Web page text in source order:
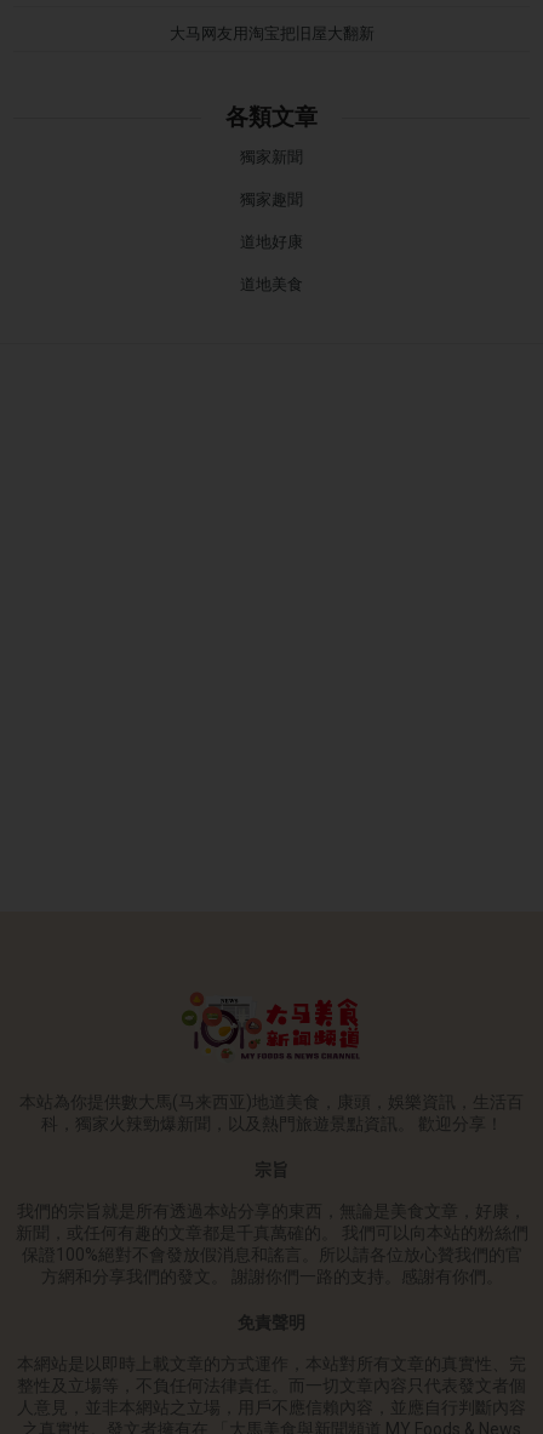
大马网友用淘宝把旧屋大翻新
各類文章
獨家新聞
獨家趣聞
道地好康
道地美食
本站為你提供數大馬(马来西亚)地道美食，康頭，娛樂資訊，生活百
科，獨家火辣勁爆新聞，以及熱門旅遊景點資訊。 歡迎分享！
宗旨
我們的宗旨就是所有透過本站分享的東西，無論是美食文章，好康，
新聞，或任何有趣的文章都是千真萬確的。 我們可以向本站的粉絲們
保證100%絕對不會發放假消息和謠言。所以請各位放心贊我們的官
方網和分享我們的發文。 謝謝你們一路的支持。感謝有你們。
免責聲明
本網站是以即時上載文章的方式運作，本站對所有文章的真實性、完
整性及立場等，不負任何法律責任。而一切文章內容只代表發文者個
人意見，並非本網站之立場，用戶不應信賴內容，並應自行判斷內容
之真實性。發文者擁有在 「大馬美食與新聞頻道 MY Foods & News